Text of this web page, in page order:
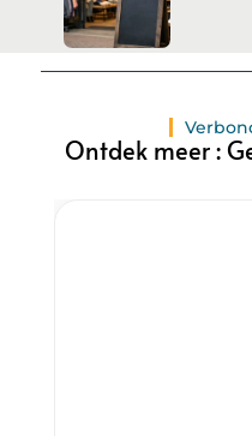
Ontdek meer :